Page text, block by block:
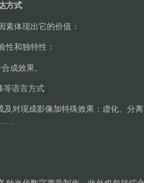
方式
素体现出它的价值：
性和独特性：
成效果。
等语言方式
及对现成影像加特殊效果：虚化、分
……